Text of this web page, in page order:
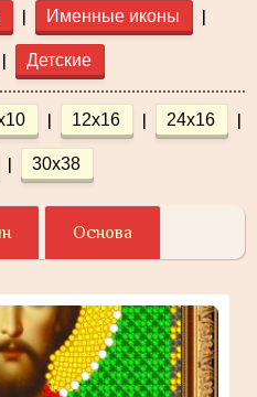
| Именные иконы |
| Детские
| 12х16 | 24х16 |
| 30х38
Основа